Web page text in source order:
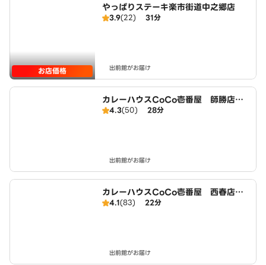
お店価格
やっぱりステーキ楽市街道中之郷店
3.9(22) 31分
出前館がお届け
カレーハウスCoCo壱番屋 師勝店（S
D）
4.3(50) 28分
出前館がお届け
カレーハウスCoCo壱番屋 西春店（S
D）
4.1(83) 22分
出前館がお届け